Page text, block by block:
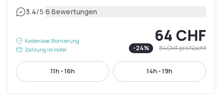
3.4/5|6 Bewertungen
Kostenlose Stornierung
Zahlung im Hotel
64 CHF
-24% 84 CHFpro Nacht
11h - 16h 14h - 19h